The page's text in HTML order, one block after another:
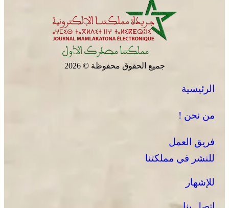
جميع الحقوق محفوظة © 2026
الرئيسية
من نحن !
فريق العمل
للنشر في مملكتنا
للإشهار